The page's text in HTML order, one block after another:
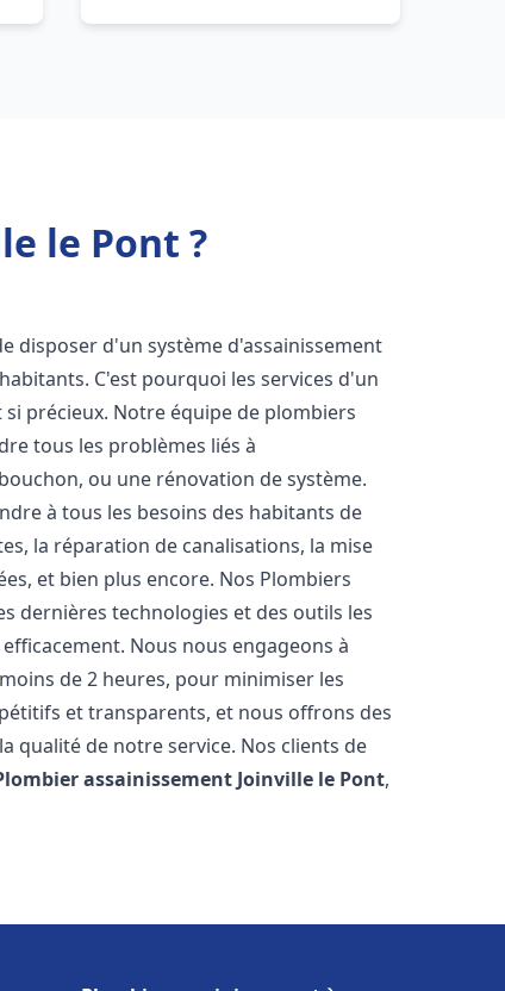
le Pont ?
disposer d'un système d'assainissement
C'est pourquoi les services d'un
si précieux. Notre équipe de plombiers
tous les problèmes liés à
ou une rénovation de système.
à tous les besoins des habitants de
la réparation de canalisations, la mise
et bien plus encore. Nos Plombiers
dernières technologies et des outils les
Nous nous engageons à
de 2 heures, pour minimiser les
et transparents, et nous offrons des
qualité de notre service. Nos clients de
assainissement Joinville le Pont,